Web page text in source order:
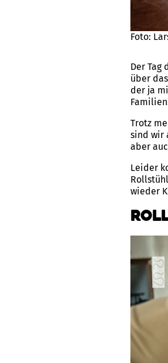
Foto:
Der Tag
über
der ja
Trotz
sind wir
aber
Leider
wieder